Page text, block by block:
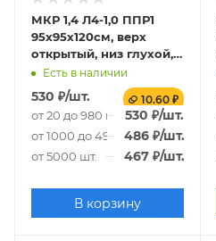
МКР 1,4 Л4-1,0 ППР1
95х95х120см, верх
открытый, низ глухой,
140г/м2
Есть в наличии
530 ₽/шт. 10.60 ₽
от 20 до 980 шт. 530 ₽/шт.
от 1000 до 4980 шт.
486 ₽/шт.
от 5000 шт. 467 ₽/шт.
В корзину